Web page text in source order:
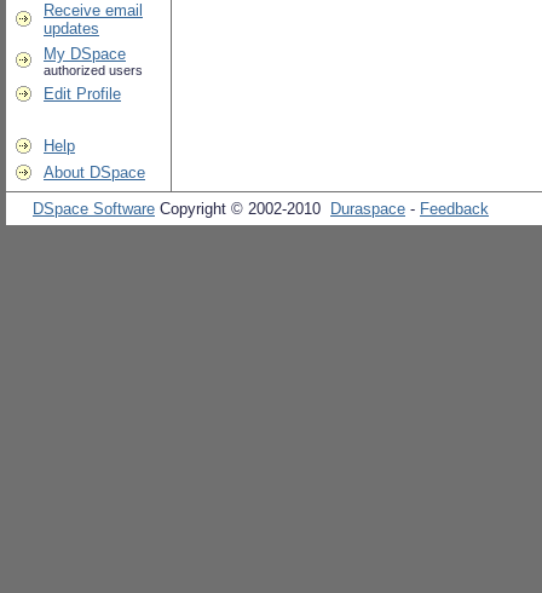
Receive email
updates
My DSpace
authorized users
Edit Profile
Help
About DSpace
DSpace Software Copyright © 2002-2010 Duraspace - Feedback